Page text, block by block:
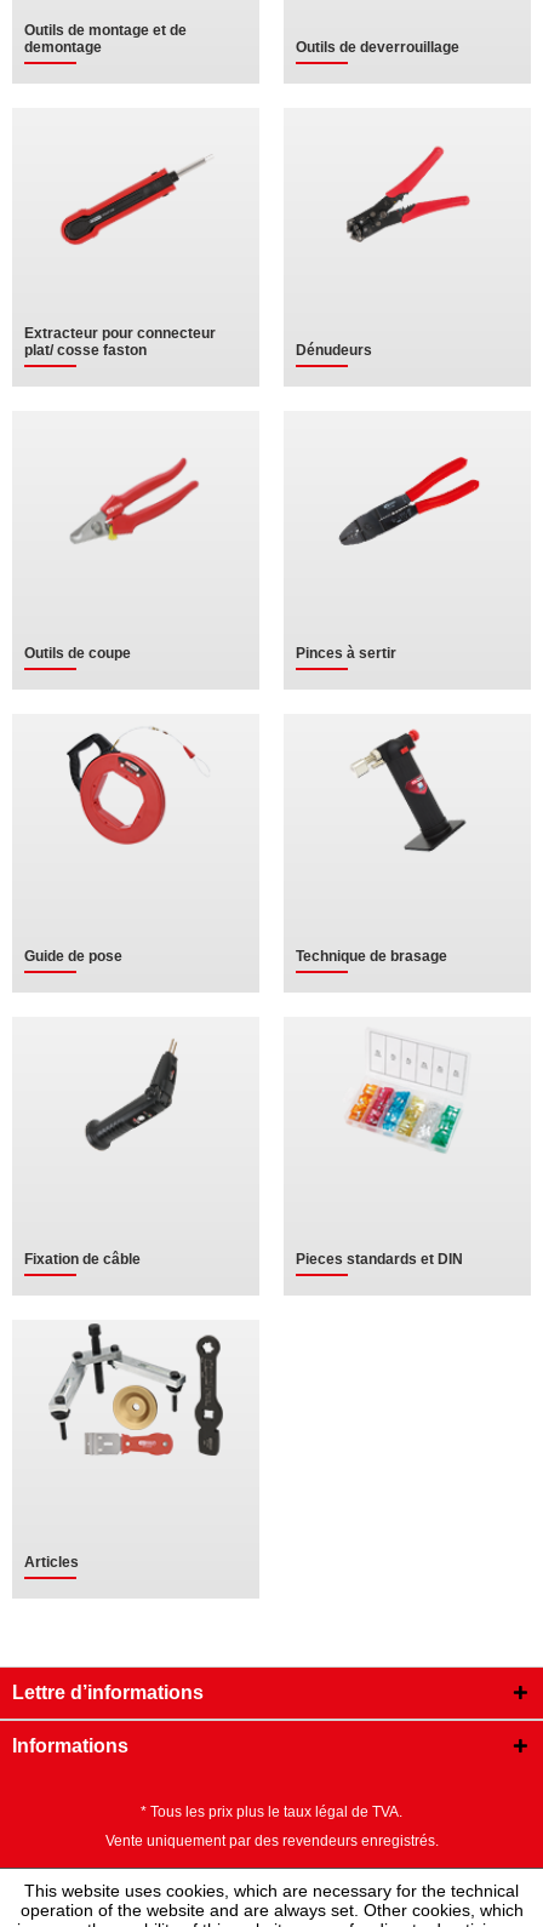
Outils de montage et de
demontage
Outils de deverrouillage
Extracteur pour connecteur
plat/ cosse faston
Dénudeurs
Outils de coupe Pinces à sertir
Guide de pose Technique de brasage
Fixation de câble Pieces standards et DIN
Articles
Lettre d’informations
Informations
* Tous les prix plus le taux légal de TVA.
Vente uniquement par des revendeurs enregistrés.
This website uses cookies, which are necessary for the technical
operation of the website and are always set. Other cookies, which